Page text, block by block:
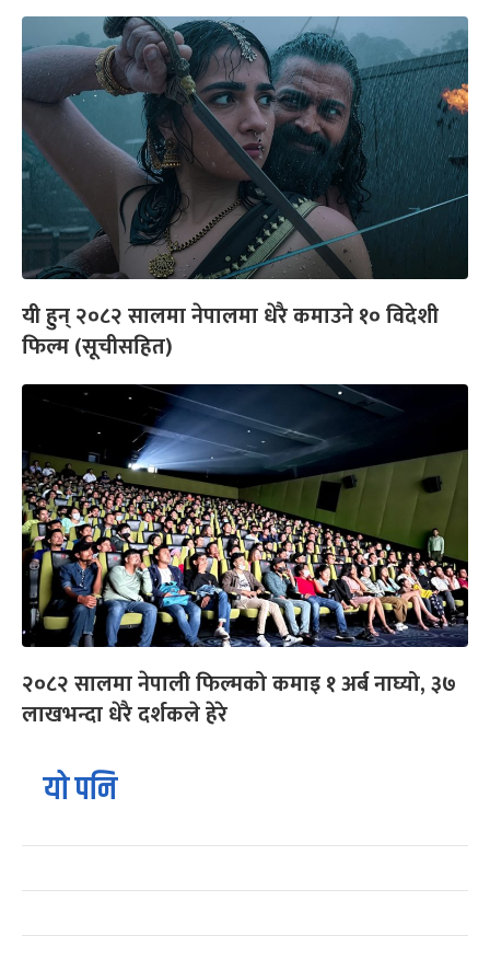
यी हुन् २०८२ सालमा नेपालमा धेरै कमाउने १० विदेशी
फिल्म (सूचीसहित)
२०८२ सालमा नेपाली फिल्मको कमाइ १ अर्ब नाघ्यो, ३७
लाखभन्दा धेरै दर्शकले हेरे
यो पनि